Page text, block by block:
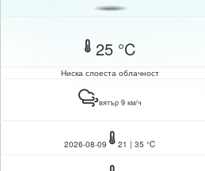
25 °C
Ниска слоеста облачност
вятър 9 км/ч
2026-08-09 21 | 35 °C